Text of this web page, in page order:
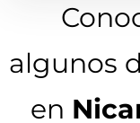
algunos
en